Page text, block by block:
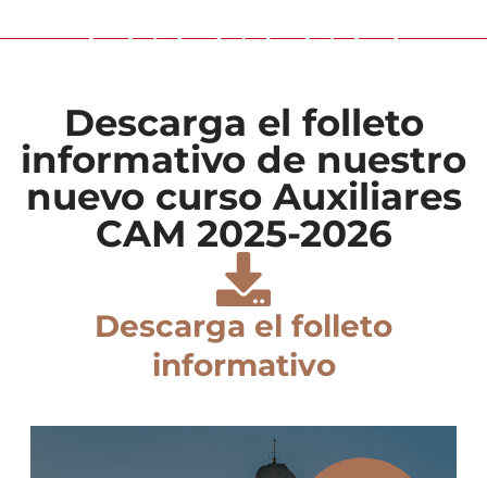
Descarga el folleto
informativo de nuestro
nuevo curso Auxiliares
CAM 2025-2026
Descarga el folleto
informativo